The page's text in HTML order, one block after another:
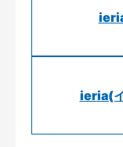
ieria(